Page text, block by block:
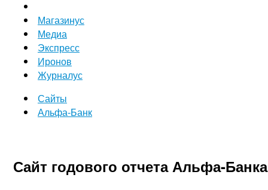
Магазинус
Медиа
Экспресс
Иронов
Журналус
Сайты
Альфа-Банк
Сайт годового отчета Альфа-